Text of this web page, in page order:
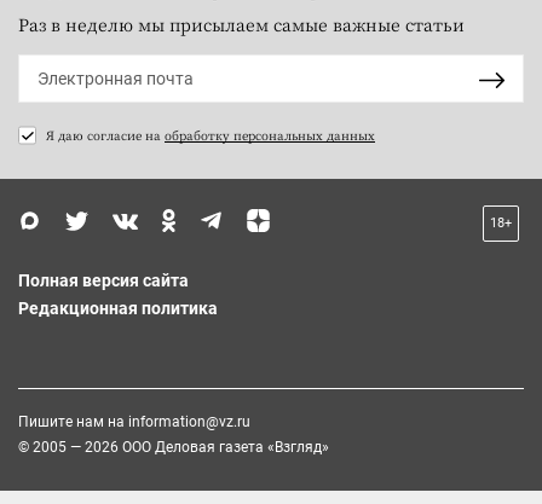
Раз в неделю мы присылаем самые важные статьи
Я даю согласие на обработку персональных данных
18+
Полная версия сайта
Редакционная политика
Пишите нам на information@vz.ru
© 2005 — 2026 ООО Деловая газета «Взгляд»